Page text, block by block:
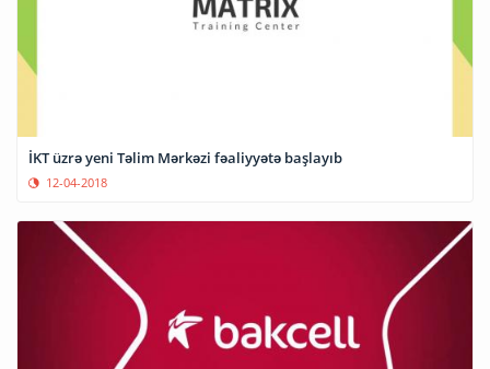
İKT üzrə yeni Təlim Mərkəzi fəaliyyətə başlayıb
12-04-2018